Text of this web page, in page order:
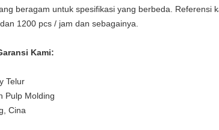
beragam untuk spesifikasi yang berbeda.
1200 pcs / jam dan sebagainya.
Kami:
Telur
Pulp Molding
Cina